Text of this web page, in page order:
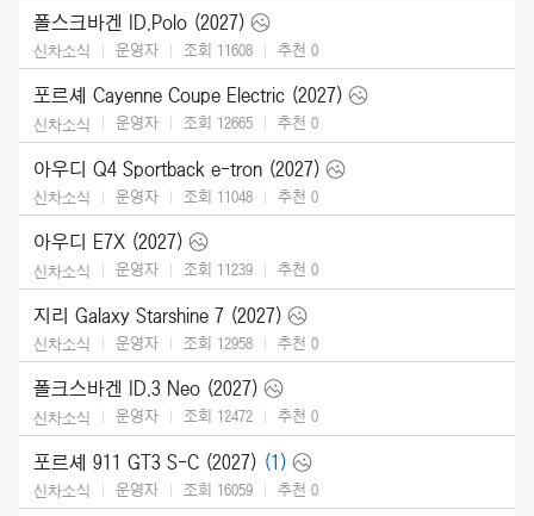
폴스크바겐 ID.Polo (2027)
신차소식 운영자 조회 11608 추천 0
포르셰 Cayenne Coupe Electric (2027)
신차소식 운영자 조회 12665 추천 0
아우디 Q4 Sportback e-tron (2027)
신차소식 운영자 조회 11048 추천 0
아우디 E7X (2027)
신차소식 운영자 조회 11239 추천 0
지리 Galaxy Starshine 7 (2027)
신차소식 운영자 조회 12958 추천 0
폴크스바겐 ID.3 Neo (2027)
신차소식 운영자 조회 12472 추천 0
포르셰 911 GT3 S-C (2027) (1)
신차소식 운영자 조회 16059 추천 0